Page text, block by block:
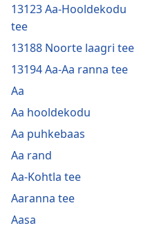
13123 Aa-Hooldekodu
tee
13188 Noorte laagri tee
13194 Aa-Aa ranna tee
Aa
Aa hooldekodu
Aa puhkebaas
Aa rand
Aa-Kohtla tee
Aaranna tee
Aasa